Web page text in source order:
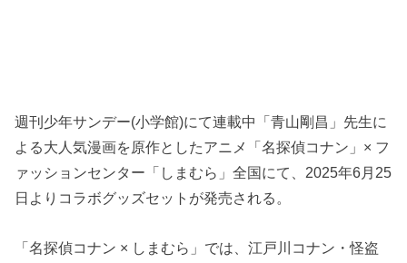
週刊少年サンデー(小学館)にて連載中「青山剛昌」先生に
よる大人気漫画を原作としたアニメ「名探偵コナン」× フ
ァッションセンター「しまむら」全国にて、2025年6月25
日よりコラボグッズセットが発売される。
「名探偵コナン × しまむら」では、江戸川コナン・怪盗